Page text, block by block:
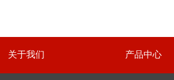
关于我们 产品中心